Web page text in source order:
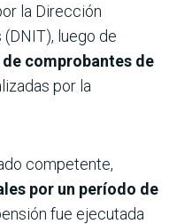
la Dirección
luego de
comprobantes de
por la
competente,
por un período de
fue ejecutada